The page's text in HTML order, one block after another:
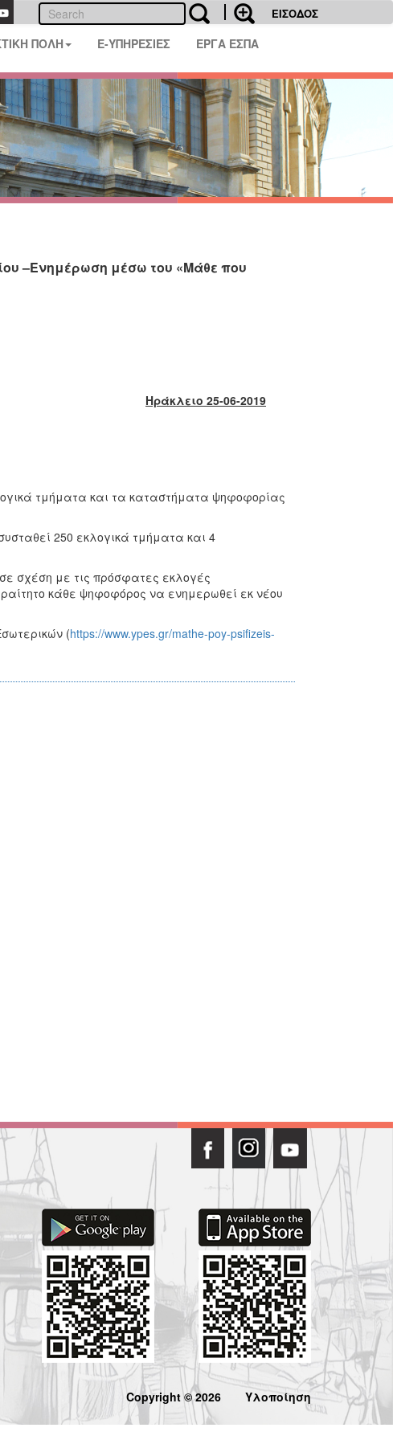
ΕΙΣΟΔΟΣ
ΠΟΛΗ E-ΥΠΗΡΕΣΙΕΣ ΕΡΓΑ ΕΣΠΑ
–Ενημέρωση μέσω του «Μάθε που
Ηράκλειο 25-06-2019
τμήματα και τα καταστήματα ψηφοφορίας
250 εκλογικά τμήματα και 4
σχέση με τις πρόσφατες εκλογές
κάθε ψηφοφόρος να ενημερωθεί εκ νέου
(https://www.ypes.gr/mathe-poy-psifizeis-
Copyright © 2026 Υλοποίηση